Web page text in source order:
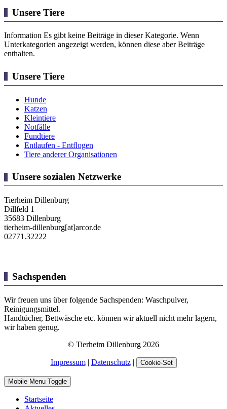
Unsere Tiere
Information Es gibt keine Beiträge in dieser Kategorie. Wenn
Unterkategorien angezeigt werden, können diese aber Beiträge
enthalten.
Unsere Tiere
Hunde
Katzen
Kleintiere
Notfälle
Fundtiere
Entlaufen - Entflogen
Tiere anderer Organisationen
Unsere sozialen Netzwerke
Tierheim Dillenburg
Dillfeld 1
35683 Dillenburg
tierheim-dillenburg[at]arcor.de
02771.32222
Sachspenden
Wir freuen uns über folgende Sachspenden: Waschpulver,
Reinigungsmittel.
Handtücher, Bettwäsche etc. können wir aktuell nicht mehr lagern,
wir haben genug.
© Tierheim Dillenburg 2026
Impressum| Datenschutz| Cookie-Set
Mobile Menu Toggle
Startseite